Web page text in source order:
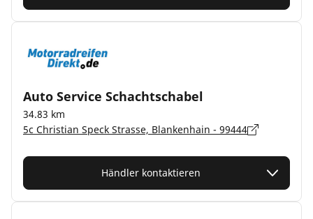
Auto Service Schachtschabel
34.83 km
5c Christian Speck Strasse, Blankenhain - 99444
Händler kontaktieren